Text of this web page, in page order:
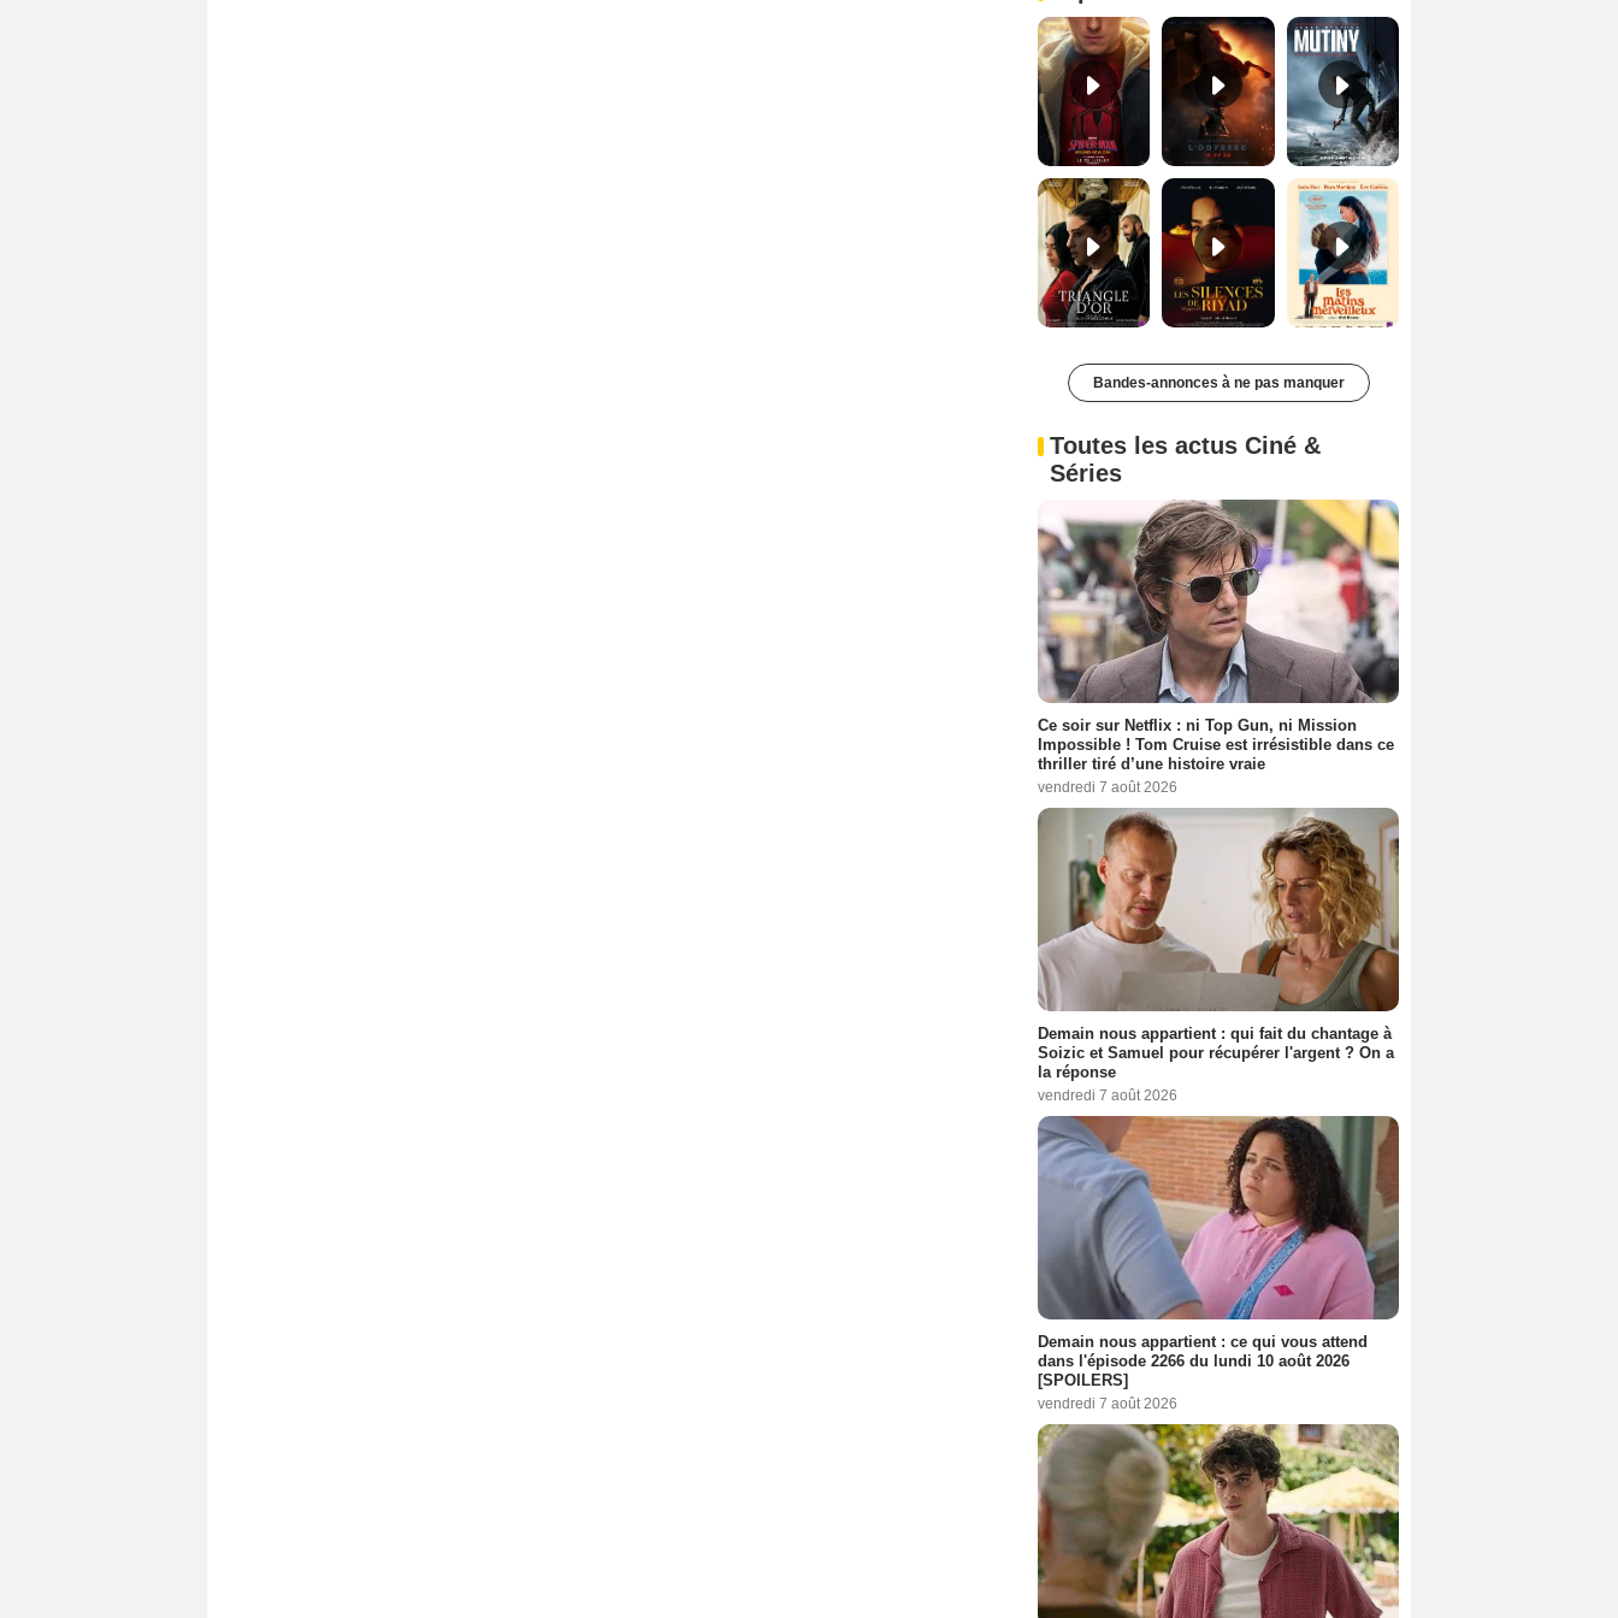
Les Silences de Riyad Bande-annonce VO STFR Les Matins merveilleux Bande-annonce VF
Bandes-annonces à ne pas manquer
Toutes les actus Ciné &
Séries
Ce soir sur Netflix : ni Top Gun, ni Mission
Impossible ! Tom Cruise est irrésistible dans ce
thriller tiré d’une histoire vraie
vendredi 7 août 2026
Demain nous appartient : qui fait du chantage à
Soizic et Samuel pour récupérer l'argent ? On a
la réponse
vendredi 7 août 2026
Demain nous appartient : ce qui vous attend
dans l'épisode 2266 du lundi 10 août 2026
[SPOILERS]
vendredi 7 août 2026